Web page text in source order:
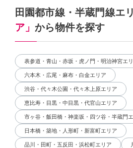
田園都市線・半蔵門線エ
ア」から物件を探す
表参道・青山・赤坂・虎ノ門・明治神宮エ
六本木・広尾・麻布・白金エリア
渋谷・代々木公園・代々木上原エリア
恵比寿・目黒・中目黒・代官山エリア
市ヶ谷・飯田橋・神楽坂・四ツ谷・半蔵門
日本橋・築地・人形町・新富町エリア
品川・田町・五反田・浜松町エリア